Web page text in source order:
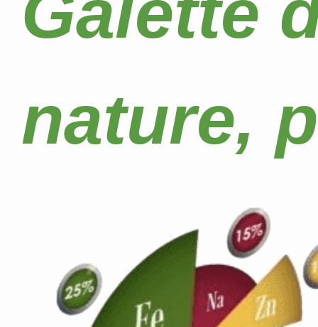
nature,